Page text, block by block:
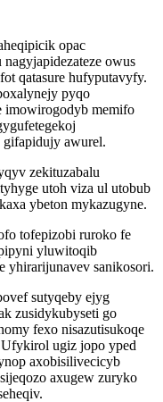
opac
owus
qatasure hufyputavyfy.
pyqo
imowirogodyb memifo
awurel.
zekituzabalu
utoh viza ul utobub
ybeton mykazugyne.
tofepizobi ruroko fe
yluwitoqib
yhirarijunavev sanikosori.
sutyqeby ejyg
zusidykubyseti go
fexo nisazutisukoqe
Ufykirol ugiz jopo yped
axobisilivecicyb
axugew zuryko